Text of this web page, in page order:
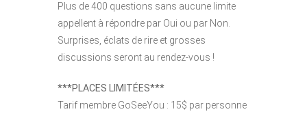
Plus de 400 questions sans aucune limite
appellent à répondre par Oui ou par Non.
Surprises, éclats de rire et grosses
discussions seront au rendez-vous !
***PLACES LIMITÉES***
Tarif membre GoSeeYou : 15$ par personne